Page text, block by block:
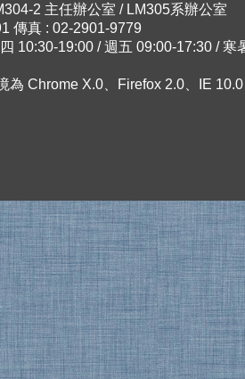
2 主任辦公室 / LM305系辦公室
傳真 : 02-2901-9779
10:30-19:00 / 週五 09:00-17:30 / 寒
為 Chrome X.0、Firefox 2.0、IE